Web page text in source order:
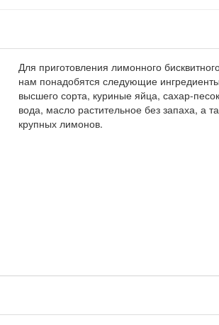
Для приготовления лимонного
нам понадобятся следующие
высшего сорта, куриные яйца, сахар-
вода, масло растительное без запаха, а
крупных лимонов.